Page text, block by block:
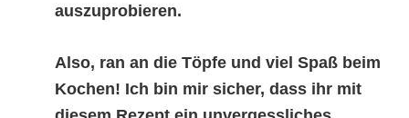
auszuprobieren.
Also, ran an die Töpfe und viel Spaß beim
Kochen! Ich bin mir sicher, dass ihr mit